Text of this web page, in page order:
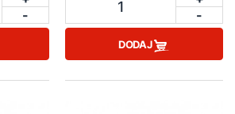
-
1
-
DODAJ